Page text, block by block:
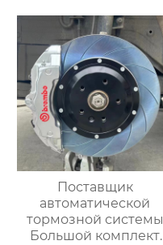
E39 E39 E46 E90 E91
E92
Поставщик
автоматической
тормозной системы
Большой комплект